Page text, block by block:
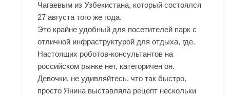
Чагаевым из Узбекистана, который состоялся
27 августа того же года.
Это крайне удобный для посетителей парк с
отличной инфраструктурой для отдыха, где.
Настоящих роботов-консультантов на
российском рынке нет, категоричен он.
Девочки, не удивляйтесь, что так быстро,
просто Янина выставляла рецепт нескольки